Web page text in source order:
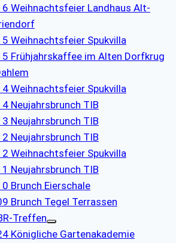
Weihnachtsfeier Landhaus Alt-
Weihnachtsfeier Spukvilla
Frühjahrskaffee im Alten Dorfkrug
Weihnachtsfeier Spukvilla
Neujahrsbrunch TIB
Neujahrsbrunch TIB
Neujahrsbrunch TIB
Weihnachtsfeier Spukvilla
Neujahrsbrunch TIB
Brunch Eierschale
Brunch Tegel Terrassen
Treffen
Königliche Gartenakademie